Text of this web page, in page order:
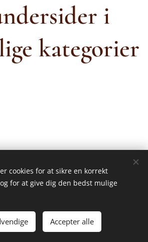
i
kategorier
6-7-2025
Cookies
cookies for at sikre en korrekt
for at give dig den bedst mulige
Accepter alle